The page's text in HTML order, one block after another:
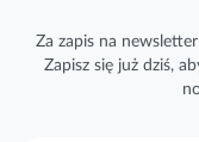
Za zapis na
Zapisz się już dziś,